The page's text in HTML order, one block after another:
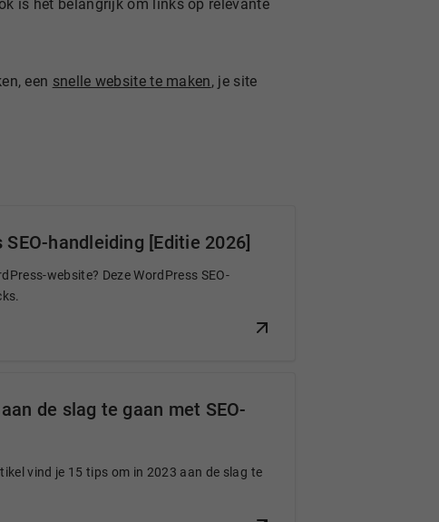
is het belangrijk om links op relevante
een snelle website te maken, je site
handleiding [Editie 2026]
website? Deze WordPress SEO-
de slag te gaan met SEO-
vind je 15 tips om in 2023 aan de slag te